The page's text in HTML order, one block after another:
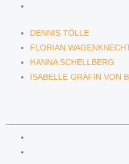
DENNIS TÖLLE
FLORIAN
HANNA SCHELLBERG
ISABELLE GRÄFIN VON